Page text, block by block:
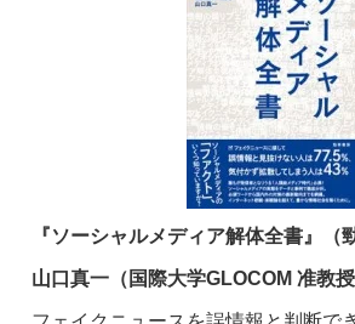
『ソーシャルメディア解体全書』（
山口真一（国際大学GLOCOM 准教授